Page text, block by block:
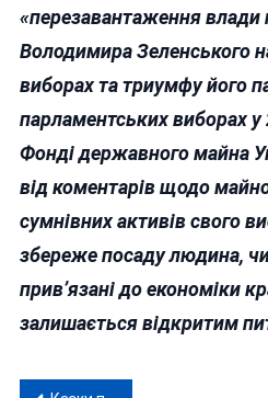
«перезавантаження влади
Володимира Зеленського
виборах та триумфу його
парламентських виборах у
Фонді державного майна
від коментарів щодо
сумнівних активів свого
збереже посаду людина,
прив’язані до економіки
залишається відкритим